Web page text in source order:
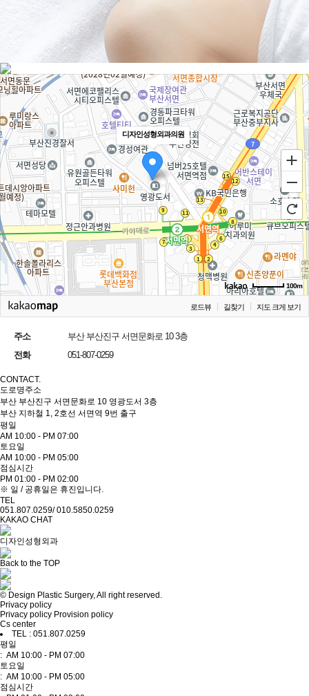
디자인성형외과의원
100m
로드뷰 길찾기 지도 크게 보기
주소
부산 부산진구 서면문화로 10 3층
전화
051-807-0259
CONTACT.
도로명주소
부산 부산진구 서면문화로 10 영광도서 3층
부산 지하철 1, 2호선 서면역 9번 출구
평일
AM 10:00 - PM 07:00
토요일
AM 10:00 - PM 05:00
점심시간
PM 01:00 - PM 02:00
※ 일 / 공휴일은 휴진입니다.
TEL
051.807.0259/ 010.5850.0259
KAKAO CHAT
디자인성형외과
Back to the TOP
© Design Plastic Surgery, All right reserved.
Privacy policy
Privacy policy Provision policy
Cs center
TEL : 051.807.0259
평일
: AM 10:00 - PM 07:00
토요일
: AM 10:00 - PM 05:00
점심시간